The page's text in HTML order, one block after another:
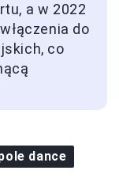
a w 2022
do
co
dance